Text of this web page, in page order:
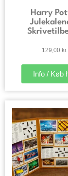
Harry
129,00 kr.
Info / Køb